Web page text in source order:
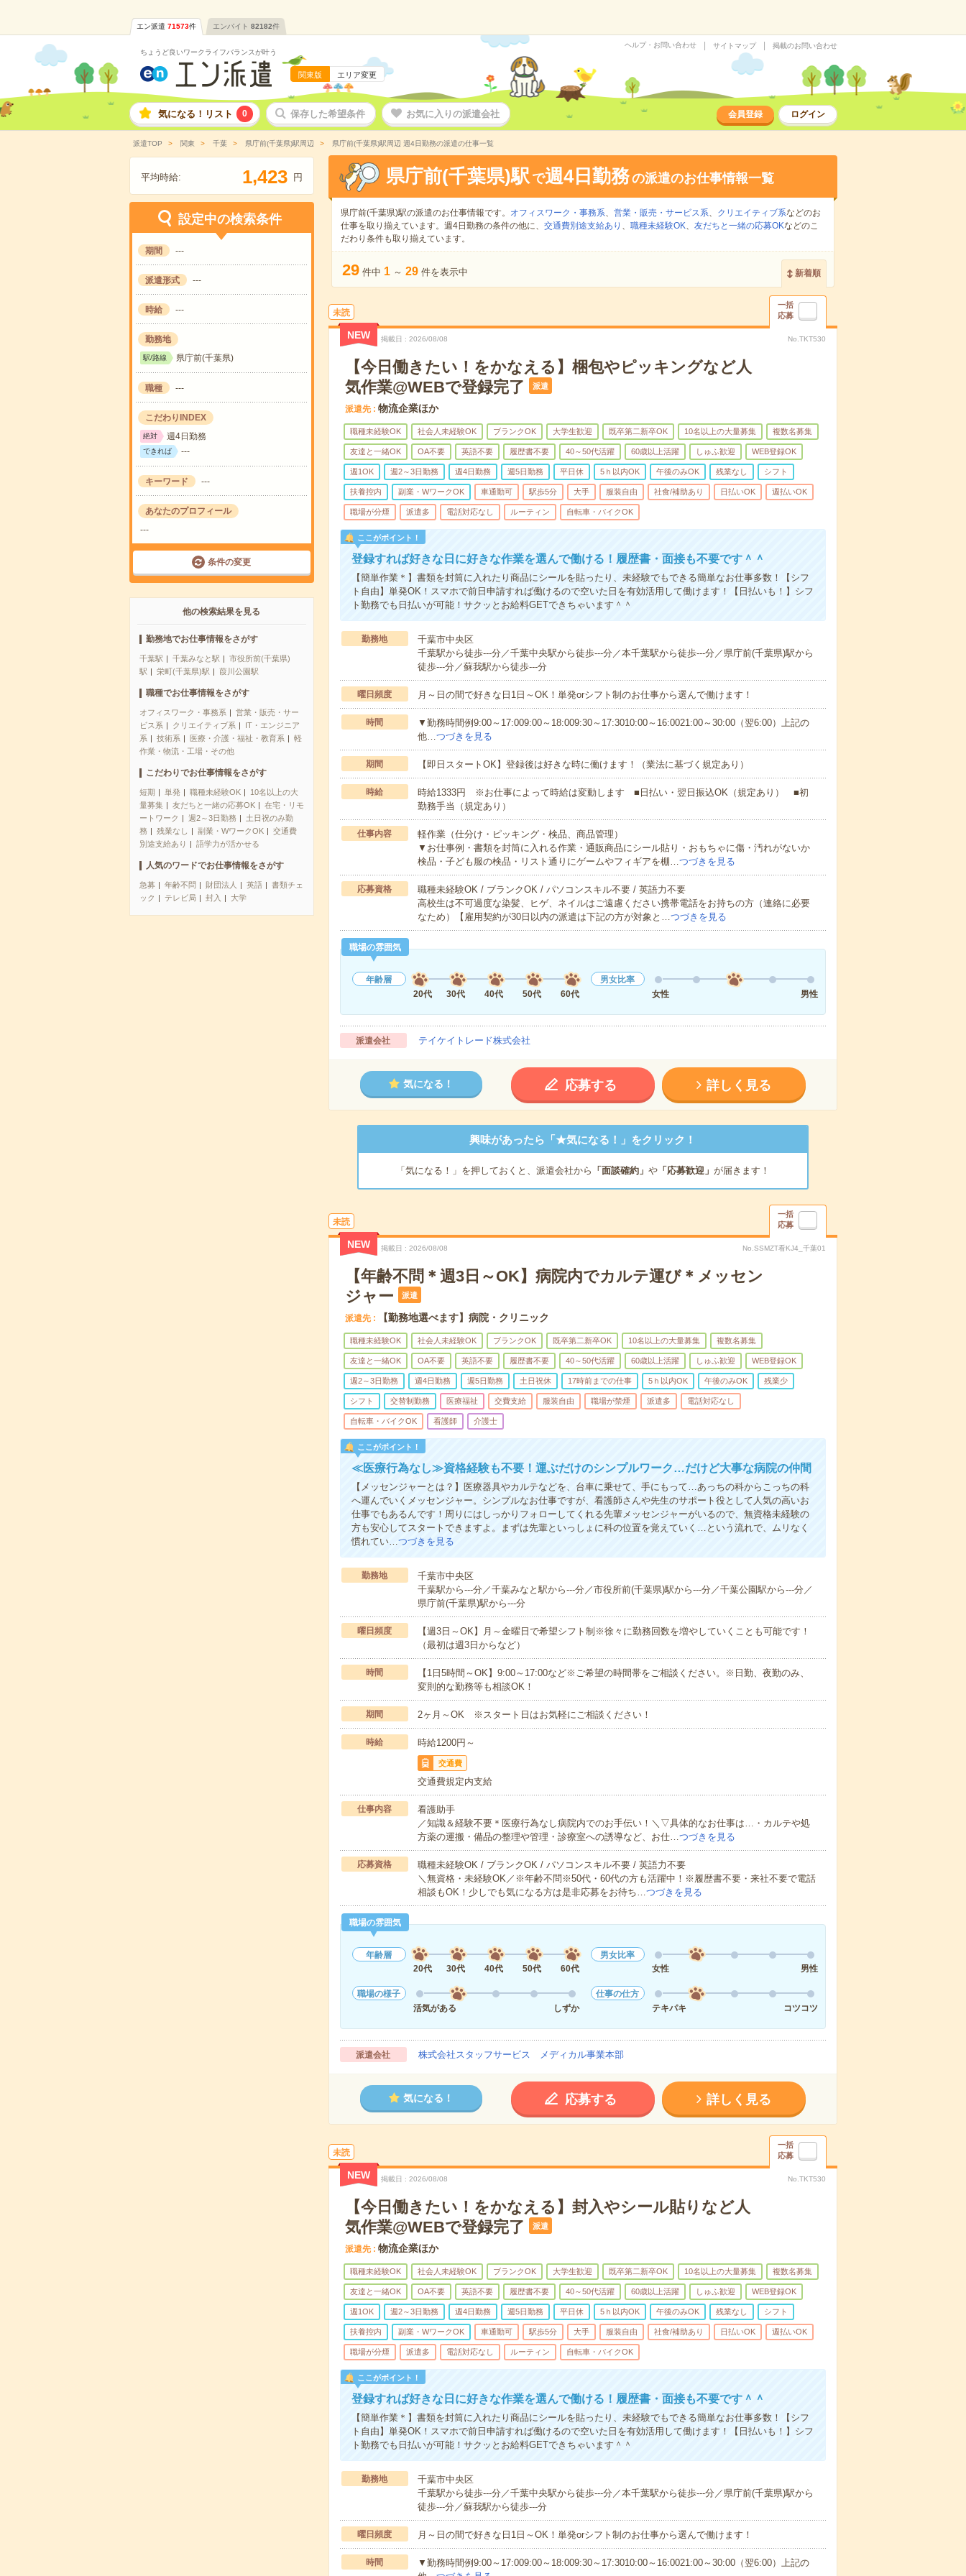
エン派遣 71573件 エンバイト 82182件
ちょうど良いワークライフバランスが叶う
関東版 エリア変更
ヘルプ・お問い合わせ サイトマップ 掲載のお問い合わせ
気になる！リスト 0 保存した希望条件 お気に入りの派遣会社 会員登録 ログイン
派遣TOP 関東 千葉 県庁前(千葉県)駅周辺 県庁前(千葉県)駅周辺 週4日勤務の派遣の仕事一覧
平均時給: 1,423 円
設定中の検索条件
期間 ---
派遣形式 ---
時給 ---
勤務地
駅/路線 県庁前(千葉県)
職種 ---
こだわりINDEX
絶対 週4日勤務
できれば ---
キーワード ---
あなたのプロフィール
---
条件の変更
他の検索結果を見る
勤務地でお仕事情報をさがす
千葉駅 千葉みなと駅
市役所前(千葉県)
駅
栄町(千葉県)駅 葭川公園駅
職種でお仕事情報をさがす
オフィスワーク・事務系
営業・販売・サー
ビス系
クリエイティブ系
IT・エンジニア
系
技術系 医療・介護・福祉・教育系
軽
作業・物流・工場・その他
こだわりでお仕事情報をさがす
短期 単発 職種未経験OK
10名以上の大
量募集
友だちと一緒の応募OK
在宅・リモ
ートワーク
週2～3日勤務
土日祝のみ勤
務
残業なし 副業・WワークOK
交通費
別途支給あり
語学力が活かせる
人気のワードでお仕事情報をさがす
急募 年齢不問 財団法人 英語
書類チェ
ック
テレビ局 封入 大学
県庁前(千葉県)駅 で週4日勤務の派遣のお仕事情報一覧
県庁前(千葉県)駅の派遣のお仕事情報です。 オフィスワーク・事務系、 営業・販売・サービス系、 クリエイティブ系などのお
仕事を取り揃えています。週4日勤務の条件の他に、 交通費別途支給あり 、 職種未経験OK、 友だちと一緒の応募OKなどのこ
だわり条件も取り揃えています。
29 件中 1 ～ 29 件を表示中 新着順
未読
一括
応募
NEW 掲載日 2026/08/08 No.TKT530
【今日働きたい！をかなえる】梱包やピッキングなど人
気作業@WEBで登録完了
派遣
派遣先 物流企業ほか
職種未経験OK 社会人未経験OK ブランクOK 大学生歓迎 既卒第二新卒OK 10名以上の大量募集 複数名募集
友達と一緒OK OA不要 英語不要 履歴書不要 40～50代活躍 60歳以上活躍 しゅふ歓迎 WEB登録OK
週1OK 週2～3日勤務 週4日勤務 週5日勤務 平日休 5ｈ以内OK 午後のみOK 残業なし シフト
扶養控内 副業・WワークOK 車通勤可 駅歩5分 大手 服装自由 社食/補助あり 日払いOK 週払いOK
職場が分煙 派遣多 電話対応なし ルーティン 自転車・バイクOK
ここがポイント！
登録すれば好きな日に好きな作業を選んで働ける！履歴書・面接も不要です＾＾
【簡単作業＊】書類を封筒に入れたり商品にシールを貼ったり、未経験でもできる簡単なお仕事多数！【シフ
ト自由】単発OK！スマホで前日申請すれば働けるので空いた日を有効活用して働けます！【日払いも！】シフ
ト勤務でも日払いが可能！サクッとお給料GETできちゃいます＾＾
勤務地
千葉市中央区
千葉駅から徒歩---分／千葉中央駅から徒歩---分／本千葉駅から徒歩---分／県庁前(千葉県)駅から
徒歩---分／蘇我駅から徒歩---分
曜日頻度 月～日の間で好きな日1日～OK！単発orシフト制のお仕事から選んで働けます！
時間
▼勤務時間例9:00～17:009:00～18:009:30～17:3010:00～16:0021:00～30:00（翌6:00）上記の
他…つづきを見る
期間 【即日スタートOK】登録後は好きな時に働けます！（業法に基づく規定あり）
時給
時給1333円 ※お仕事によって時給は変動します ■日払い・翌日振込OK（規定あり） ■初
勤務手当（規定あり）
仕事内容
軽作業（仕分け・ピッキング・検品、商品管理）
▼お仕事例・書類を封筒に入れる作業・通販商品にシール貼り・おもちゃに傷・汚れがないか
検品・子ども服の検品・リスト通りにゲームやフィギアを棚…つづきを見る
応募資格
職種未経験OK / ブランクOK / パソコンスキル不要 / 英語力不要
高校生は不可過度な染髪、ヒゲ、ネイルはご遠慮ください携帯電話をお持ちの方（連絡に必要
なため）【雇用契約が30日以内の派遣は下記の方が対象と…つづきを見る
職場の雰囲気
年齢層
20代
30代 40代 50代 60代
男女比率
女性
男性
派遣会社 テイケイトレード株式会社
気になる！ 応募する 詳しく見る
興味があったら「★気になる！」をクリック！
「気になる！」を押しておくと、派遣会社から 「面談確約」 や「応募歓迎」 が届きます！
未読
一括
応募
NEW 掲載日 2026/08/08 No.SSMZT看KJ4_千葉01
【年齢不問＊週3日～OK】病院内でカルテ運び＊メッセン
ジャー
派遣
派遣先 【勤務地選べます】病院・クリニック
職種未経験OK 社会人未経験OK ブランクOK 既卒第二新卒OK 10名以上の大量募集 複数名募集
友達と一緒OK OA不要 英語不要 履歴書不要 40～50代活躍 60歳以上活躍 しゅふ歓迎 WEB登録OK
週2～3日勤務 週4日勤務 週5日勤務 土日祝休 17時前までの仕事 5ｈ以内OK 午後のみOK 残業少
シフト 交替制勤務 医療福祉 交費支給 服装自由 職場が禁煙 派遣多 電話対応なし
自転車・バイクOK 看護師 介護士
ここがポイント！
≪医療行為なし≫資格経験も不要！運ぶだけのシンプルワーク…だけど大事な病院の仲間
【メッセンジャーとは？】医療器具やカルテなどを、台車に乗せて、手にもって…あっちの科からこっちの科
へ運んでいくメッセンジャー。シンプルなお仕事ですが、看護師さんや先生のサポート役として人気の高いお
仕事でもあるんです！周りにはしっかりフォローしてくれる先輩メッセンジャーがいるので、無資格未経験の
方も安心してスタートできますよ。まずは先輩といっしょに科の位置を覚えていく…という流れで、ムリなく
慣れてい… つづきを見る
勤務地
千葉市中央区
千葉駅から---分／千葉みなと駅から---分／市役所前(千葉県)駅から---分／千葉公園駅から---分／
県庁前(千葉県)駅から---分
曜日頻度
【週3日～OK】月～金曜日で希望シフト制※徐々に勤務回数を増やしていくことも可能です！
（最初は週3日からなど）
時間
【1日5時間～OK】9:00～17:00など※ご希望の時間帯をご相談ください。※日勤、夜勤のみ、
変則的な勤務等も相談OK！
期間 2ヶ月～OK ※スタート日はお気軽にご相談ください！
時給 時給1200円～
交通費
交通費規定内支給
仕事内容
看護助手
／知識＆経験不要＊医療行為なし病院内でのお手伝い！＼▽具体的なお仕事は…・カルテや処
方薬の運搬・備品の整理や管理・診療室への誘導など、お仕… つづきを見る
応募資格
職種未経験OK / ブランクOK / パソコンスキル不要 / 英語力不要
＼無資格・未経験OK／※年齢不問※50代・60代の方も活躍中！※履歴書不要・来社不要で電話
相談もOK！少しでも気になる方は是非応募をお待ち… つづきを見る
職場の雰囲気
年齢層
20代
30代 40代 50代 60代
男女比率
女性
男性
職場の様子
活気がある
しずか
仕事の仕方
テキパキ
コツコツ
派遣会社 株式会社スタッフサービス メディカル事業本部
気になる！ 応募する 詳しく見る
未読
一括
応募
NEW 掲載日 2026/08/08 No.TKT530
【今日働きたい！をかなえる】封入やシール貼りなど人
気作業@WEBで登録完了
派遣
派遣先 物流企業ほか
職種未経験OK 社会人未経験OK ブランクOK 大学生歓迎 既卒第二新卒OK 10名以上の大量募集 複数名募集
友達と一緒OK OA不要 英語不要 履歴書不要 40～50代活躍 60歳以上活躍 しゅふ歓迎 WEB登録OK
週1OK 週2～3日勤務 週4日勤務 週5日勤務 平日休 5ｈ以内OK 午後のみOK 残業なし シフト
扶養控内 副業・WワークOK 車通勤可 駅歩5分 大手 服装自由 社食/補助あり 日払いOK 週払いOK
職場が分煙 派遣多 電話対応なし ルーティン 自転車・バイクOK
ここがポイント！
登録すれば好きな日に好きな作業を選んで働ける！履歴書・面接も不要です＾＾
【簡単作業＊】書類を封筒に入れたり商品にシールを貼ったり、未経験でもできる簡単なお仕事多数！【シフ
ト自由】単発OK！スマホで前日申請すれば働けるので空いた日を有効活用して働けます！【日払いも！】シフ
ト勤務でも日払いが可能！サクッとお給料GETできちゃいます＾＾
勤務地
千葉市中央区
千葉駅から徒歩---分／千葉中央駅から徒歩---分／本千葉駅から徒歩---分／県庁前(千葉県)駅から
徒歩---分／蘇我駅から徒歩---分
曜日頻度 月～日の間で好きな日1日～OK！単発orシフト制のお仕事から選んで働けます！
時間
▼勤務時間例9:00～17:009:00～18:009:30～17:3010:00～16:0021:00～30:00（翌6:00）上記の